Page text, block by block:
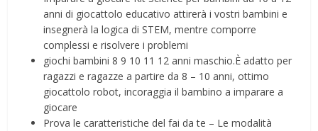
anni di giocattolo educativo attirerà i vostri bambini e
insegnerà la logica di STEM, mentre comporre
complessi e risolvere i problemi
giochi bambini 8 9 10 11 12 anni maschio.È adatto per
ragazzi e ragazze a partire da 8 – 10 anni, ottimo
giocattolo robot, incoraggia il bambino a imparare a
giocare
Prova le caratteristiche del fai da te – Le modalità